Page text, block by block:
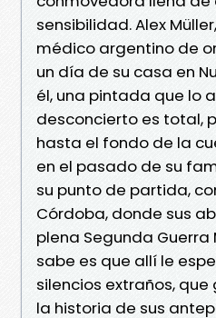
sensibilidad. Alex
médico argentino de
un día de su casa en
él, una pintada que lo
desconcierto es total,
hasta el fondo de la
en el pasado de su
su punto de partida,
Córdoba, donde sus
plena Segunda Guerra
sabe es que allí le
silencios extraños,
la historia de sus